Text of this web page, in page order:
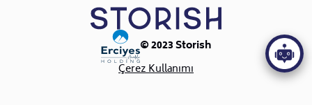
© 2023 Storish
Çerez Kullanımı